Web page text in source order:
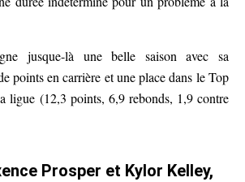
jusque-là une belle saison avec sa
points en carrière et une place dans le Top
ligue (12,3 points, 6,9 rebonds, 1,9 contre
Prosper et Kylor Kelley,